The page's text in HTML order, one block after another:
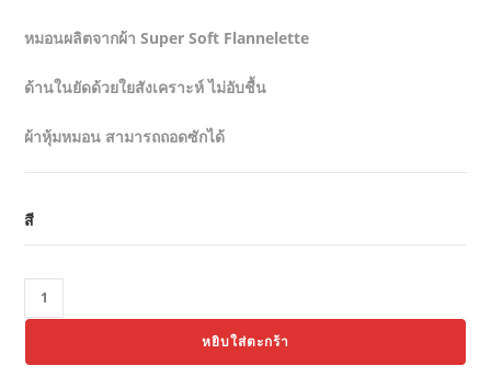
price
was:
฿699.00.
is:
฿299.00.
หมอนผลิตจากผ้า Super Soft Flannelette
ด้านในยัดด้วยใยสังเคราะห์ ไม่อับชื้น
ผ้าหุ้มหมอน สามารถถอดซักได้
สี
จำนวน
Thaibull
หยิบใส่ตะกร้า